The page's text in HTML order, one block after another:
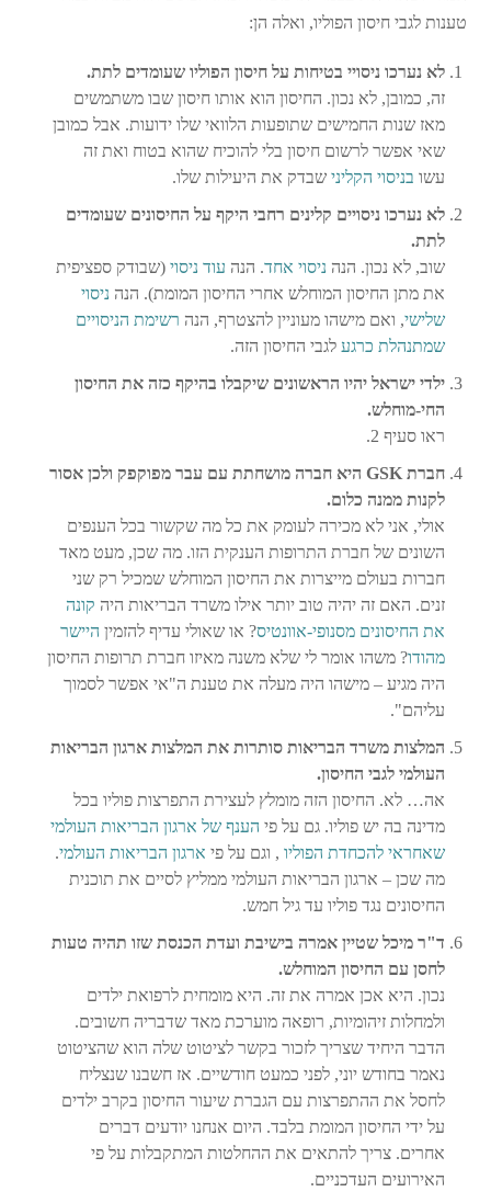
טענות לגבי חיסון הפוליו, ואלה הן:
לא נערכו ניסויי בטיחות על חיסון הפוליו שעומדים לתת.
זה, כמובן, לא נכון. החיסון הוא אותו חיסון שבו משתמשים
מאז שנות החמישים שתופעות הלוואי שלו ידועות. אבל כמובן
שאי אפשר לרשום חיסון בלי להוכיח שהוא בטוח ואת זה
עשו בניסוי הקליני שבדק את היעילות שלו.
לא נערכו ניסויים קלינים רחבי היקף על החיסונים שעומדים
לתת.
שוב, לא נכון. הנה ניסוי אחד. הנה עוד ניסוי (שבודק ספציפית
את מתן החיסון המוחלש אחרי החיסון המומת). הנה ניסוי
שלישי, ואם מישהו מעוניין להצטרף, הנה רשימת הניסויים
שמתנהלת כרגע לגבי החיסון הזה.
ילדי ישראל יהיו הראשונים שיקבלו בהיקף כזה את החיסון
החי-מוחלש.
ראו סעיף 2.
חברת GSK היא חברה מושחתת עם עבר מפוקפק ולכן אסור
לקנות ממנה כלום.
אולי, אני לא מכירה לעומק את כל מה שקשור בכל הענפים
השונים של חברת התרופות הענקית הזו. מה שכן, מעט מאד
חברות בעולם מייצרות את החיסון המוחלש שמכיל רק שני
זנים. האם זה יהיה טוב יותר אילו משרד הבריאות היה קונה
את החיסונים מסנופי-אוונטיס? או שאולי עדיף להזמין היישר
מהודו? משהו אומר לי שלא משנה מאיזו חברת תרופות החיסון
היה מגיע – מישהו היה מעלה את טענת ה"אי אפשר לסמוך
עליהם".
המלצות משרד הבריאות סותרות את המלצות ארגון הבריאות
העולמי לגבי החיסון.
אה… לא. החיסון הזה מומלץ לעצירת התפרצות פוליו בכל
מדינה בה יש פוליו. גם על פי הענף של ארגון הבריאות העולמי
שאחראי להכחדת הפוליו , וגם על פי ארגון הבריאות העולמי.
מה שכן – ארגון הבריאות העולמי ממליץ לסיים את תוכנית
החיסונים נגד פוליו עד גיל חמש.
ד"ר מיכל שטיין אמרה בישיבת ועדת הכנסת שזו תהיה טעות
לחסן עם החיסון המוחלש.
נכון. היא אכן אמרה את זה. היא מומחית לרפואת ילדים
ולמחלות זיהומיות, רופאה מוערכת מאד שדבריה חשובים.
הדבר היחיד שצריך לזכור בקשר לציטוט שלה הוא שהציטוט
נאמר בחודש יוני, לפני כמעט חודשיים. אז חשבנו שנצליח
לחסל את ההתפרצות עם הגברת שיעור החיסון בקרב ילדים
על ידי החיסון המומת בלבד. היום אנחנו יודעים דברים
אחרים. צריך להתאים את ההחלטות המתקבלות על פי
האירועים העדכניים.